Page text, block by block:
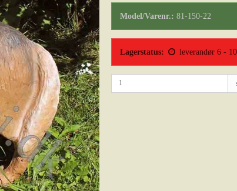
Model/Varenr.: 81-150-22
Lagerstatus: leverandør 6 -